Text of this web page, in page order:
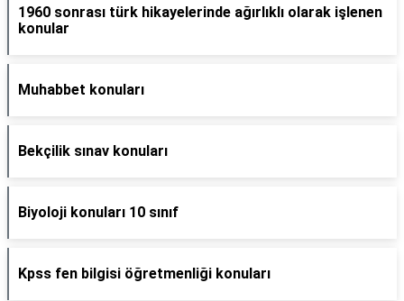
1960 sonrası türk hikayelerinde ağırlıklı olarak işlenen
konular
Muhabbet konuları
Bekçilik sınav konuları
Biyoloji konuları 10 sınıf
Kpss fen bilgisi öğretmenliği konuları